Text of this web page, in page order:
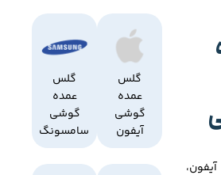
گلس
عمده
گوشی
آیفون
گلس
عمده
گوشی
سامسونگ